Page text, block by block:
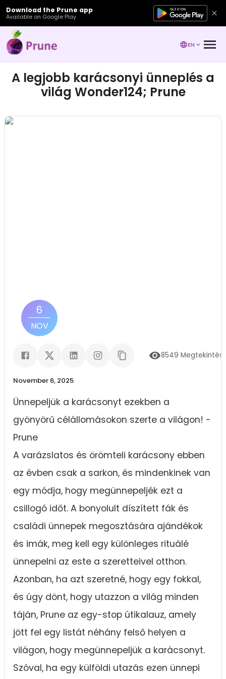
Download the Prune app
Available on Google Play
EN
A legjobb karácsonyi ünneplés a
világ Wonder124; Prune
6
NOV
8549
November 6, 2025
Ünnepeljük a karácsonyt ezekben a
gyönyörű célállomásokon szerte a világon! -
Prune
A varázslatos és örömteli karácsony ebben
az évben csak a sarkon, és mindenkinek van
egy módja, hogy megünnepeljék ezt a
csillogó időt. A bonyolult díszített fák és
családi ünnepek megosztására ajándékok
és imák, meg kell egy különleges rituálé
ünnepelni az este a szeretteivel otthon.
Azonban, ha azt szeretné, hogy egy fokkal,
és úgy dönt, hogy utazzon a világ minden
táján, Prune az egy-stop útikalauz, amely
jött fel egy listát néhány felső helyen a
világon, hogy megünnepeljük a karácsonyt.
Szóval, ha egy külföldi utazás ezen ünnepi